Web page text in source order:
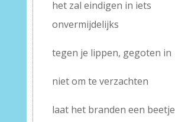
het zal eindigen in iets
onvermijdelijks
tegen je lippen, gegoten in
niet om te verzachten
laat het branden een beetje